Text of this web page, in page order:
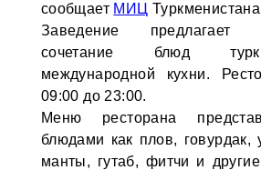
сообщает МИЦ
Заведение предлагает
сочетание блюд
международной кухни.
09:00 до 23:00.
Меню ресторана
блюдами как плов, говурдак,
манты, гутаб, фитчи и